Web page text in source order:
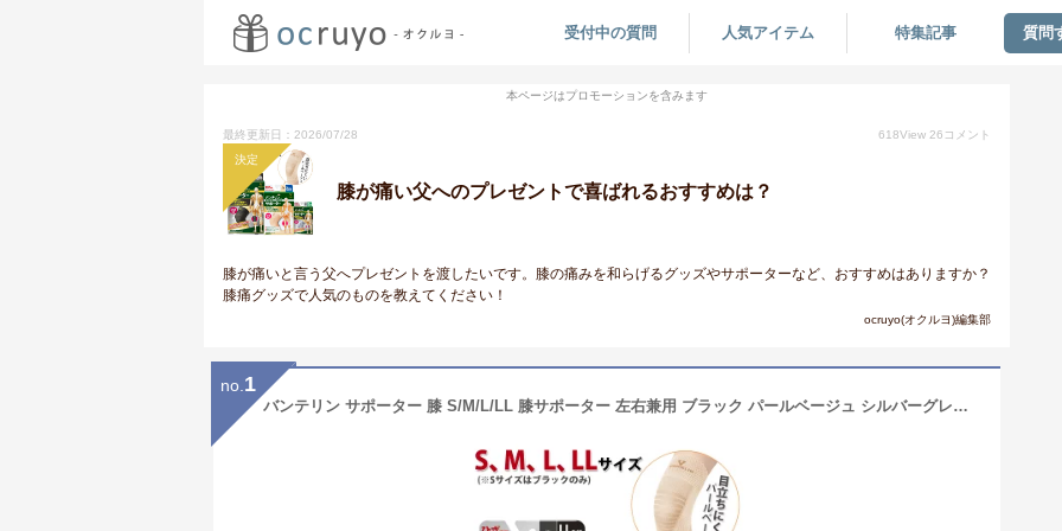
受付中の質問 人気アイテム 特集記事 質問
本ページはプロモーションを含みます
最終更新日：2026/07/28 618View 26 コメント
決定
膝が痛い父へのプレゼントで喜ばれるおすすめは？
膝が痛いと言う父へプレゼントを渡したいです。膝の痛みを和らげるグッズやサポーターなど、おすすめはありますか？
膝痛グッズで人気のものを教えてください！
ocruyo(オクルヨ)編集部
no. 1
バンテリン サポーター 膝 S/M/L/LL 膝サポーター 左右兼用 ブラック パールベージュ シルバーグレー 医療用 でも使われる安心の 日本製